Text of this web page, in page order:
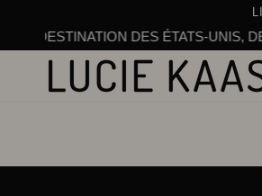
DES ÉTATS-UNIS, DES